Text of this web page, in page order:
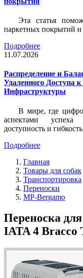
Эта статья
паркетных покрытий и
Подробнее
11.07.2026
Распределение и
Удаленного
Инфраструктуры
В мире, где
аспектами успеха
доступность и
Подробнее
Главная
Товары для собак
Транспортировка
Переноски
MP-Bergamo
Переноска
IATA 4 Bracco